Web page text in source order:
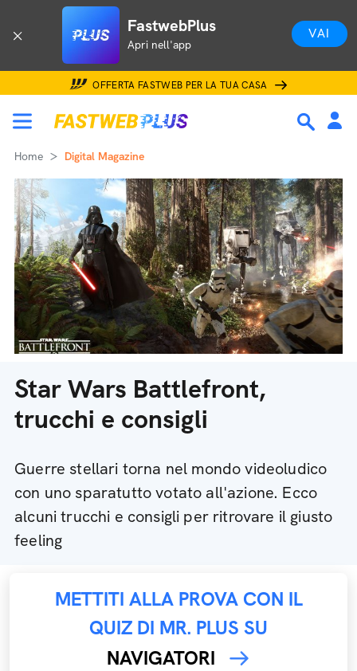
FastwebPlus
Apri nell'app
VAI
OFFERTA FASTWEB PER LA TUA CASA
Home Digital Magazine
Star Wars Battlefront,
trucchi e consigli
Guerre stellari torna nel mondo videoludico
con uno sparatutto votato all'azione. Ecco
alcuni trucchi e consigli per ritrovare il giusto
feeling
METTITI ALLA PROVA CON IL
QUIZ DI MR. PLUS SU
NAVIGATORI